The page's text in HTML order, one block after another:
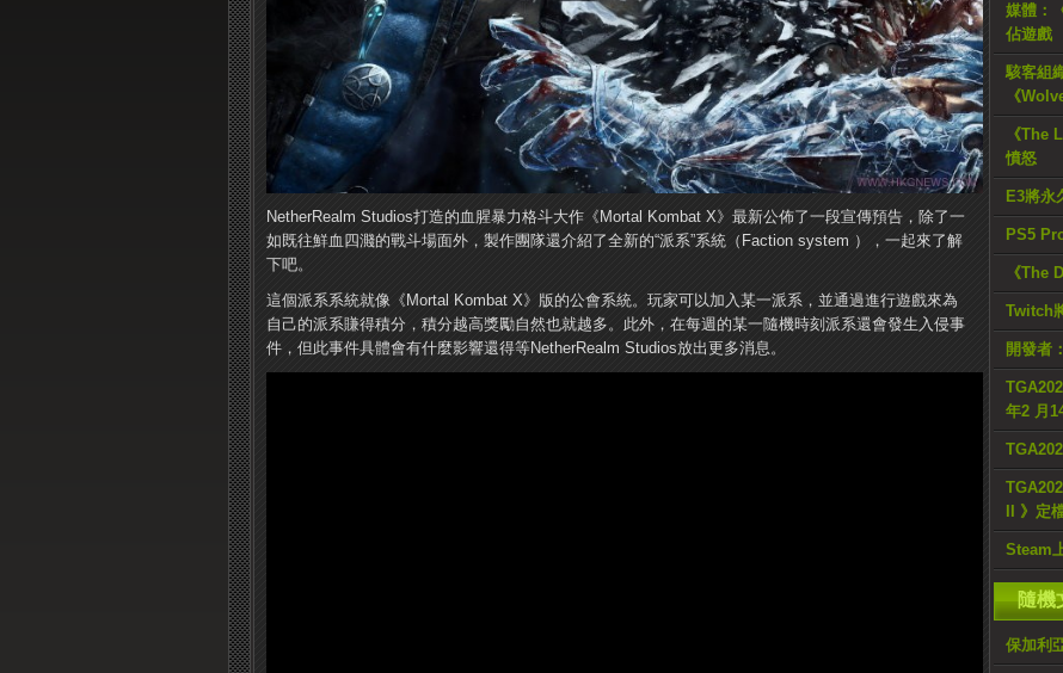
媒體：
佔遊戲
駭客組
《
《The
憤怒
E3將永
PS5
《The
Twitch
開發者
年2 月
II 》定
Steam
隨機
保加利
NetherRealm Studios打造的血腥暴力格斗大作《Mortal Kombat X》最新公佈了一段宣傳預告，除了一
如既往鮮血四濺的戰斗場面外，製作團隊還介紹了全新的“派系”系統（Faction system ），一起來了解
下吧。
這個派系系統就像《Mortal Kombat X》版的公會系統。玩家可以加入某一派系，並通過進行遊戲來為
自己的派系賺得積分，積分越高獎勵自然也就越多。此外，在每週的某一隨機時刻派系還會發生入侵事
件，但此事件具體會有什麼影響還得等NetherRealm Studios放出更多消息。